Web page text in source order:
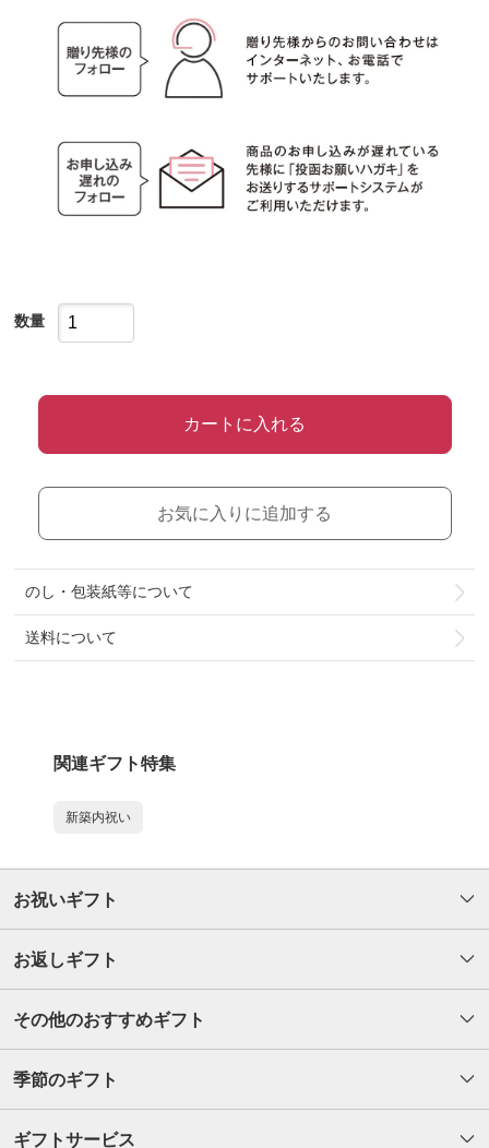
数量
カートに入れる
お気に入りに追加する
のし・包装紙等について
送料について
関連ギフト特集
新築内祝い
お祝いギフト
お返しギフト
その他のおすすめギフト
季節のギフト
ギフトサービス